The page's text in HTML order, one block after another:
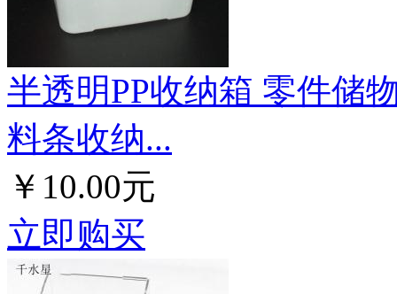
半透明PP收纳箱 零件储
料条收纳...
￥10.00元
立即购买